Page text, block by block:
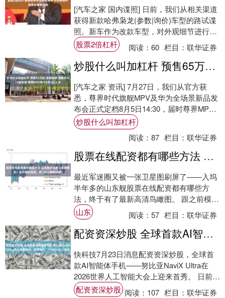
[汽车之家 国内谍照] 日前，我们从相关渠道
获得新款哈弗枭龙(参数|询价)车型的路试谍
照。新车作为改款车型，对外观细节进行优
化，内饰布局迎来较大改动，储物实用性....
股票2倍杠杆 阅读：60 栏目：联华证券
炒股什么叫加杠杆 预售65万起 全新旗舰 增程动力/7座布局 尊界MPV将于8月5日上市
[汽车之家 资讯] 7月27日，我们从官方获
悉，尊界时代旗舰MPV及华为全场景新品发
布会正式定档8月5日14:30，届时尊界MPV
将正式上市。尊界V680(参数....
炒股什么叫加杠杆
阅读：87 栏目：联华证券
股票在线配资都有哪些方法 山东舰改造新卫星图曝光！后升降机有变，歼-35上舰倒计时？
最近军迷圈又被一张卫星图刷屏了——入坞
半年多的山东舰股票在线配资都有哪些方
法，终于有了最新高清鸟瞰图。 跟之前模糊
的卫星照不一样，这张图清晰度相当高，甲
板上的细....
山东 阅读：57 栏目：联华证券
配资资深炒股 全球首款AI智能体手机 努比亚NaviX Ultra核心规格揭晓：骁龙8E5、7100mAh大电池
快科技7月23日消息配资资深炒股，全球首
款AI智能体手机——努比亚NaviX Ultra在
2026世界人工智能大会上迎来首秀。 日前，
博主“熊猫很禿然”揭晓了新....
配资资深炒股 阅读： 107 栏目：联华证券